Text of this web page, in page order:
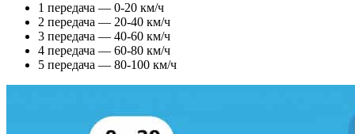
1 передача — 0-20 км/ч
2 передача — 20-40 км/ч
3 передача — 40-60 км/ч
4 передача — 60-80 км/ч
5 передача — 80-100 км/ч